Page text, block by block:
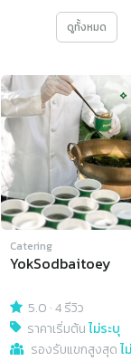
ดูทั้งหมด
Catering
YokSodbaitoey
5.0 ·4 รีวิว
ราคาเริ่มต้นไม่ระบุ
รองรับแขกสูงสุดไ